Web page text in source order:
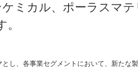
ミカル、ポーラスマ
し、各事業セグメントにおいて、新たな